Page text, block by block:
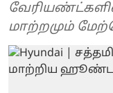
மாற்றமும்